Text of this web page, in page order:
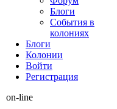
Блоги
События в
колониях
Блоги
Колонии
Войти
Peгиcтpaция
on-line